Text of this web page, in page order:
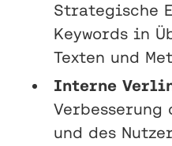
Strategische
Keywords in
Texten und
Interne
und des